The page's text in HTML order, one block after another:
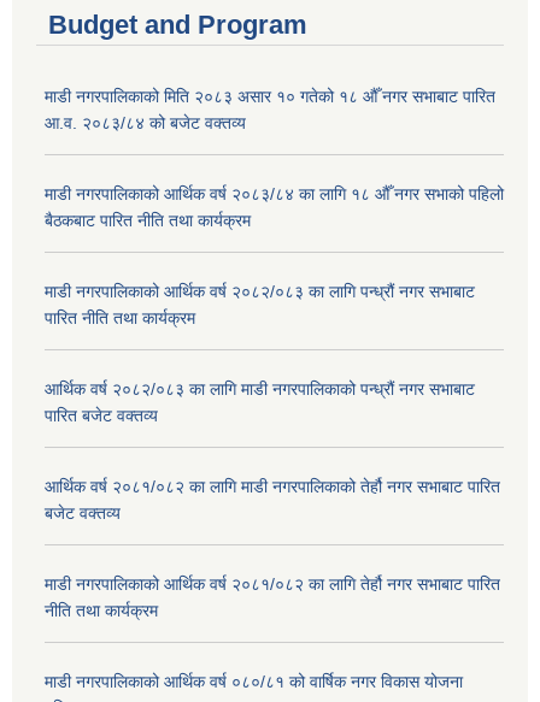
Budget and Program
माडी नगरपालिकाको मिति २०८३ असार १० गतेको १८ औँ नगर सभाबाट पारित
आ.व. २०८३/८४ को बजेट वक्तव्य
माडी नगरपालिकाको आर्थिक वर्ष २०८३/८४ का लागि १८ औँ नगर सभाको पहिलो
बैठकबाट पारित नीति तथा कार्यक्रम
माडी नगरपालिकाको आर्थिक वर्ष २०८२/०८३ का लागि पन्ध्रौं नगर सभाबाट
पारित नीति तथा कार्यक्रम
आर्थिक वर्ष २०८२/०८३ का लागि माडी नगरपालिकाको पन्ध्रौं नगर सभाबाट
पारित बजेट वक्तव्य
आर्थिक वर्ष २०८१/०८२ का लागि माडी नगरपालिकाको तेर्हौ नगर सभाबाट पारित
बजेट वक्तव्य
माडी नगरपालिकाको आर्थिक वर्ष २०८१/०८२ का लागि तेर्हौ नगर सभाबाट पारित
नीति तथा कार्यक्रम
माडी नगरपालिकाको आर्थिक वर्ष ०८०/८१ को वार्षिक नगर विकास योजना